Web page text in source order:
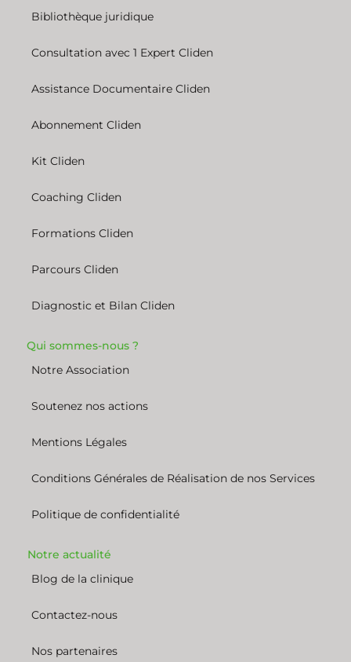
Bibliothèque juridique
Consultation avec 1 Expert Cliden
Assistance Documentaire Cliden
Abonnement Cliden
Kit Cliden
Coaching Cliden
Formations Cliden
Parcours Cliden
Diagnostic et Bilan Cliden
Qui sommes-nous ?
Notre Association
Soutenez nos actions
Mentions Légales
Conditions Générales de Réalisation de nos Services
Politique de confidentialité
Notre actualité
Blog de la clinique
Contactez-nous
Nos partenaires